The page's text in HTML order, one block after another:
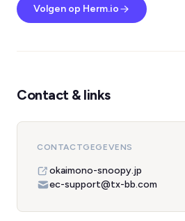
Volgen op Herm.io
Contact & links
CONTACTGEGEVENS
okaimono-snoopy.jp
ec-support@tx-bb.com